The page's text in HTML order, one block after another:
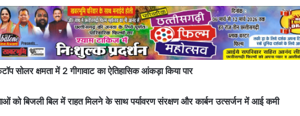
सोलर क्षमता में 2 गीगावाट का ऐतिहासिक आंकड़ा किया पार
को बिजली बिल में राहत मिलने के साथ पर्यावरण संरक्षण और कार्बन उत्सर्जन में आई कमी